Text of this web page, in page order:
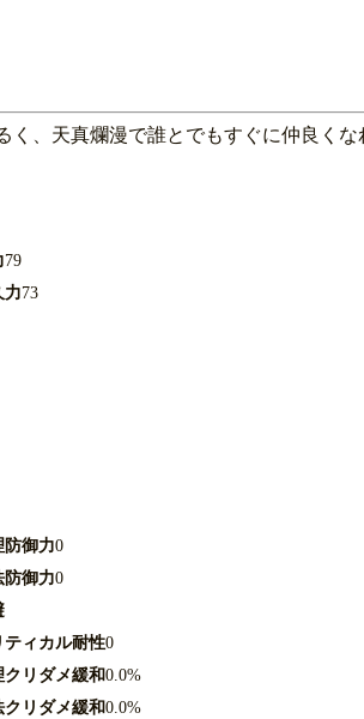
、天真爛漫で誰とでもすぐに仲良く
79
力73
防御力0
防御力0
ティカル耐性0
クリダメ緩和0.0%
クリダメ緩和0.0%